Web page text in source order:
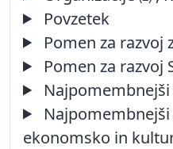
Povzetek
Pomen za razvoj
Pomen za razvoj
ekonomsko in